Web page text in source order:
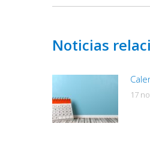
Noticias
17